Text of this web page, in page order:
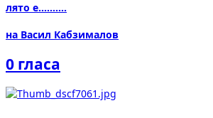
лято е..........
на Васил Кабзималов
0 гласа